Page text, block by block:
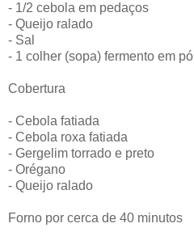
- 1/2 cebola em pedaços
- Queijo ralado
- Sal
- 1 colher (sopa) fermento em pó
Cobertura
- Cebola fatiada
- Cebola roxa fatiada
- Gergelim torrado e preto
- Orégano
- Queijo ralado
Forno por cerca de 40 minutos